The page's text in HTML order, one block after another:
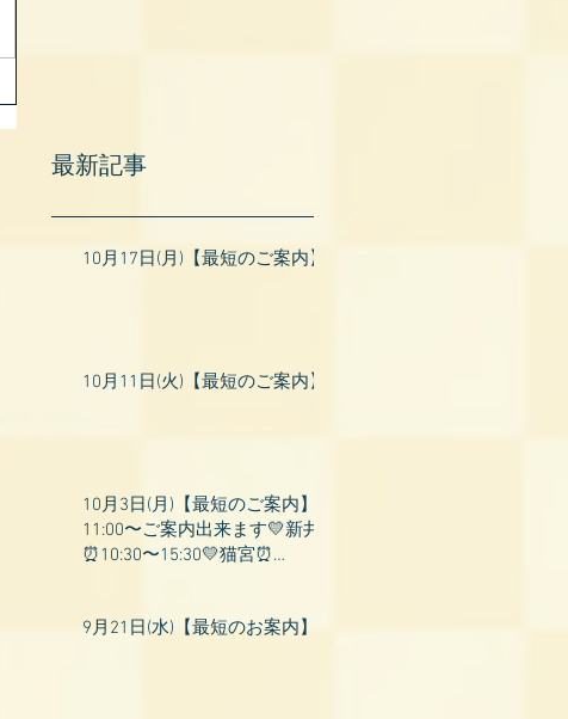
最新記事
10月17日(月)【最短のご案内】
10月11日(火)【最短のご案内】
10月3日(月)【最短のご案内】
11:00〜ご案内出来ます💛新井
⏰10:30〜15:30💛猫宮⏰
9月21日(水)【最短のお案内】